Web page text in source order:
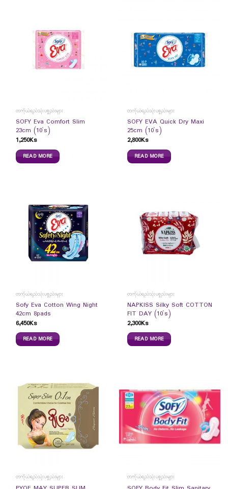
တကိုယ်ရည်သုံးပစ္စည်းများ
SOFY Eva Comfort Slim
23cm (10`s)
1,250Ks
READ MORE
တကိုယ်ရည်သုံးပစ္စည်းများ
SOFY EVA Quick Dry Maxi
25cm (10`s)
2,800Ks
READ MORE
တကိုယ်ရည်သုံးပစ္စည်းများ
Sofy Eva Cotton Wing Night
42cm 8pads
6,450Ks
READ MORE
တကိုယ်ရည်သုံးပစ္စည်းများ
NAPKISS Silky Soft COTTON
FIT DAY (10`s)
2,300Ks
READ MORE
တကိုယ်ရည်သုံးပစ္စည်းများ တကိုယ်ရည်သုံးပစ္စည်းများ